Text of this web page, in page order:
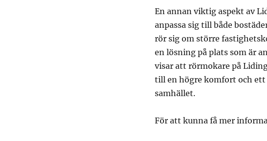
En annan viktig aspekt av
anpassa sig till både
rör sig om större
en lösning på plats som är
visar att rörmokare på
till en högre komfort och ett
samhället.
För att kunna få mer